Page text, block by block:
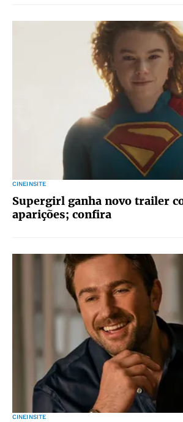
CINEINSITE
Supergirl ganha novo trailer
aparições; confira
CINEINSITE